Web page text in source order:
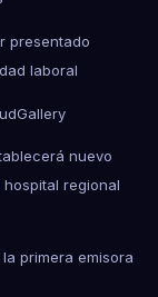
presentado
laboral
Gallery
nuevo
regional
primera emisora